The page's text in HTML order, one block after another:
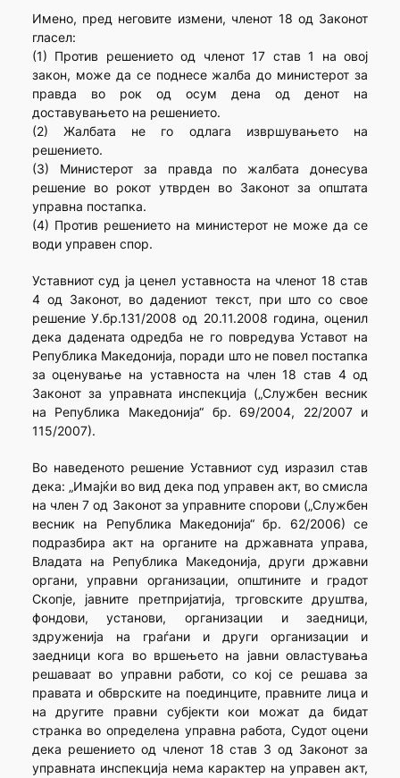
Имено, пред неговите измени, членот 18 од Законот
гласел:
(1) Против решението од членот 17 став 1 на овој
закон, може да се поднесе жалба до министерот за
правда во рок од осум дена од денот на
доставувањето на решението.
(2) Жалбата не го одлага извршувањето на
решението.
(3) Министерот за правда по жалбата донесува
решение во рокот утврден во Законот за општата
управна постапка.
(4) Против решението на министерот не може да се
води управен спор.
Уставниот суд ја ценел уставноста на членот 18 став
4 од Законот, во дадениот текст, при што со свое
решение У.бр.131/2008 од 20.11.2008 година, оценил
дека дадената одредба не го повредува Уставот на
Република Македонија, поради што не повел постапка
за оценување на уставноста на член 18 став 4 од
Законот за управната инспекција („Службен весник
на Република Македонија“ бр. 69/2004, 22/2007 и
115/2007).
Во наведеното решение Уставниот суд изразил став
дека: „Имајќи во вид дека под управен акт, во смисла
на член 7 од Законот за управните спорови („Службен
весник на Република Македонија“ бр. 62/2006) се
подразбира акт на органите на државната управа,
Владата на Република Македонија, други државни
органи, управни организации, општините и градот
Скопје, јавните претпријатија, трговските друштва,
фондови, установи, организации и заедници,
здруженија на граѓани и други организации и
заедници кога во вршењето на јавни овластувања
решаваат во управни работи, со кој се решава за
правата и обврските на поединците, правните лица и
на другите правни субјекти кои можат да бидат
странка во определена управна работа, Судот оцени
дека решението од членот 18 став 3 од Законот за
управната инспекција нема карактер на управен акт,